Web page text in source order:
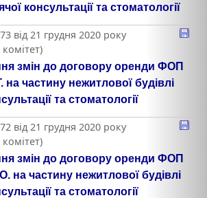
консультації та стоматології
від 21 грудня 2020 року
змін до договору оренди ФОП
на частину нежитлової будівлі
та стоматології
від 21 грудня 2020 року
змін до договору оренди ФОП
на частину нежитлової будівлі
та стоматології